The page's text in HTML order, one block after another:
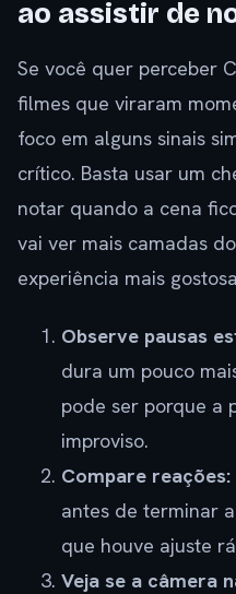
ao assistir de
Se você quer perceber
filmes que viraram
foco em alguns sinais
crítico. Basta usar um
notar quando a cena
vai ver mais camadas
experiência mais
Observe pausas
dura um pouco
pode ser porque a
improviso.
Compare reações:
antes de terminar
que houve ajuste
Veja se a câmera